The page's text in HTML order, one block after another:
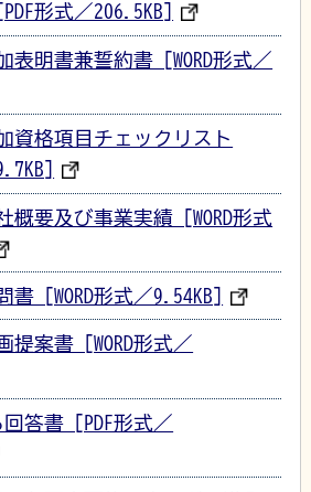
形式／206.5KB]
表明書兼誓約書 [WORD形式／
資格項目チェックリスト
概要及び事業実績 [WORD形式
書 [WORD形式／9.54KB]
提案書 [WORD形式／
答書 [PDF形式／